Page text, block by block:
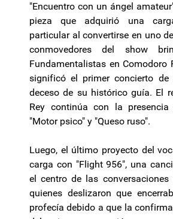
"Encuentro con un ángel
pieza que adquirió una
particular al convertirse en uno
conmovedores del show
Fundamentalistas en Comodoro
significó el primer concierto
deceso de su histórico guía. El
Rey continúa con la
"Motor psico" y "Queso ruso".
Luego, el último proyecto del
carga con "Flight 956", una
el centro de las
quienes deslizaron que
profecía debido a que la